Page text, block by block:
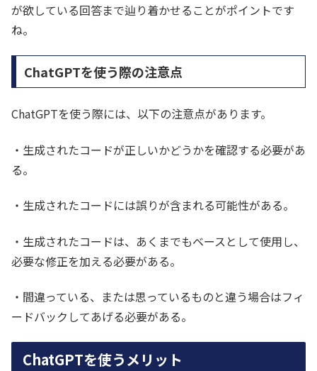
が欲している回答まで辿り着かせることがポイントです
ね。
ChatGPTを使う際の注意点
ChatGPTを使う際には、以下の注意点があります。
・生成されたコードが正しいかどうかを確認する必要があ
る。
・生成されたコードには誤りが含まれる可能性がある。
・生成されたコードは、あくまでもベースとして使用し、
必要な修正を加える必要がある。
・間違っている、または思っているものと違う場合はフィ
ードバックしてあげる必要がある。
ChatGPTを使うメリット